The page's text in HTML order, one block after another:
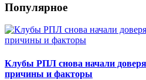
Популярное
Клубы РПЛ снова начали
причины и факторы